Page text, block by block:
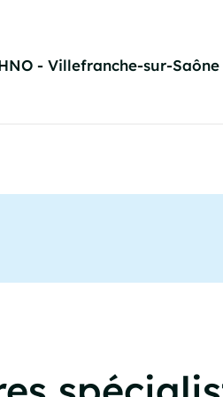
- Villefranche-sur-Saône